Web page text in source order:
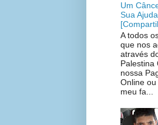
Um
Sua Ajuda
A todos
que nos
através
Palestina
nossa
Online
meu fa...